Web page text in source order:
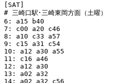
[SAT]
# 三崎口駅･三崎東岡方面（土曜）
6: a15 b40
7: c00 a20 c46
8: a10 c33 a57
9: c15 a31 c54
10: a12 a30 a55
11: c16 a46
12: a12 a30
13: a02 a32
14: a02 a32 c56